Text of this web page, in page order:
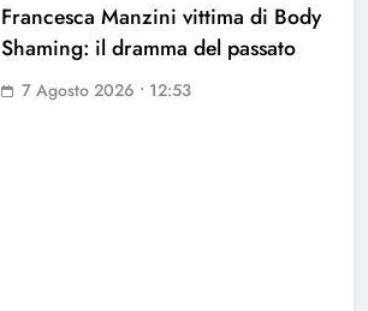
Francesca Manzini vittima di Body
Shaming: il dramma del passato
7 Agosto 2026 • 12:53